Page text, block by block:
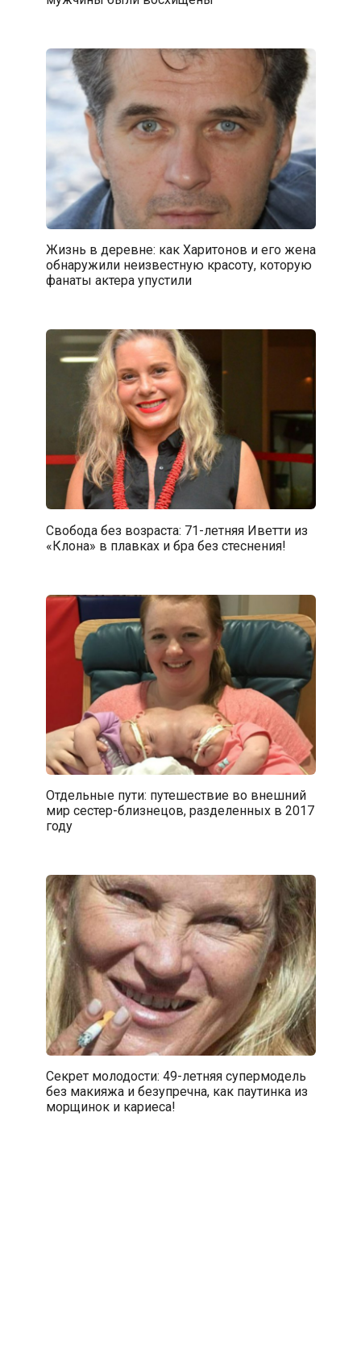
Жизнь в деревне: как Харитонов и его жена
обнаружили неизвестную красоту, которую
фанаты актера упустили
Свобода без возраста: 71-летняя Иветти из
«Клона» в плавках и бра без стеснения!
Отдельные пути: путешествие во внешний
мир сестер-близнецов, разделенных в 2017
году
Секрет молодости: 49-летняя супермодель
без макияжа и безупречна, как паутинка из
морщинок и кариеса!